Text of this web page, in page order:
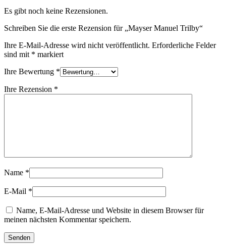
Es gibt noch keine Rezensionen.
Schreiben Sie die erste Rezension für „Mayser Manuel Trilby“
Ihre E-Mail-Adresse wird nicht veröffentlicht. Erforderliche Felder
sind mit * markiert
Ihre Bewertung *
Ihre Rezension *
Name *
E-Mail *
Name, E-Mail-Adresse und Website in diesem Browser für
meinen nächsten Kommentar speichern.